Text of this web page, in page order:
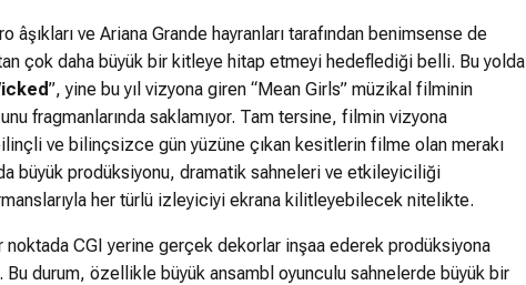
âşıkları ve Ariana Grande hayranları tarafından benimsense de
çok daha büyük bir kitleye hitap etmeyi hedeflediği belli. Bu yolda
”, yine bu yıl vizyona giren “Mean Girls” müzikal filminin
fragmanlarında saklamıyor. Tam tersine, filmin vizyona
ve bilinçsizce gün yüzüne çıkan kesitlerin filme olan merakı
büyük prodüksiyonu, dramatik sahneleri ve etkileyiciliği
her türlü izleyiciyi ekrana kilitleyebilecek nitelikte.
CGI yerine gerçek dekorlar inşaa ederek prodüksiyona
Bu durum, özellikle büyük ansambl oyunculu sahnelerde büyük bir